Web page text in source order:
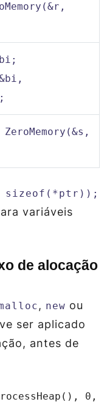
bi;
sizeof(*ptr));
variáveis
de alocação
, new ou
ser aplicado
antes de